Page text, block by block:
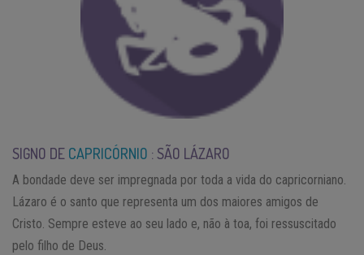
SIGNO DE CAPRICÓRNIO : SÃO LÁZARO
A bondade deve ser impregnada por toda a vida do capricorniano.
Lázaro é o santo que representa um dos maiores amigos de
Cristo. Sempre esteve ao seu lado e, não à toa, foi ressuscitado
pelo filho de Deus.